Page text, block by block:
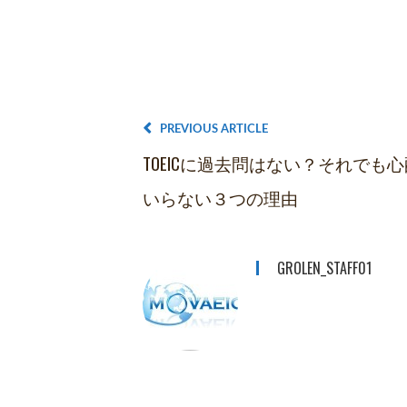
PREVIOUS ARTICLE
TOEICに過去問はない？それでも
いらない３つの理由
GROLEN_STAFF01